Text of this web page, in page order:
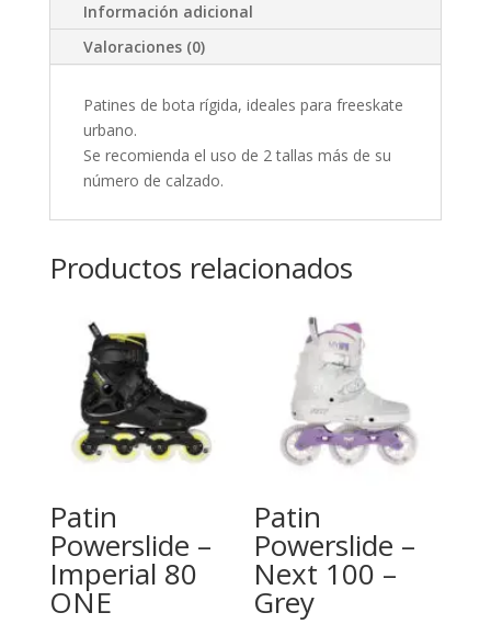
Información adicional
Valoraciones (0)
Patines de bota rígida, ideales para freeskate
urbano.
Se recomienda el uso de 2 tallas más de su
número de calzado.
Productos relacionados
Patin
Powerslide –
Imperial 80
ONE
Patin
Powerslide –
Next 100 –
Grey